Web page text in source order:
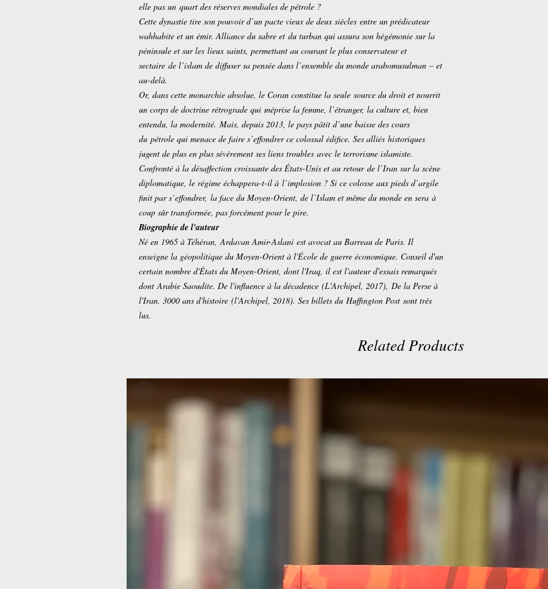
elle pas un quart des réserves mondiales de pétrole ?
Cette dynastie tire son pouvoir d’un pacte vieux de deux siècles entre un prédicateur
wahhabite et un émir. Alliance du sabre et du turban qui assura son hégémonie sur la
péninsule et sur les lieux saints, permettant au courant le plus conservateur et
sectaire de l’islam de diffuser sa pensée dans l’ensemble du monde arabomusulman – et
au-delà.
Or, dans cette monarchie absolue, le Coran constitue la seule source du droit et nourrit
un corps de doctrine rétrograde qui méprise la femme, l’étranger, la culture et, bien
entendu, la modernité. Mais, depuis 2013, le pays pâtit d’une baisse des cours
du pétrole qui menace de faire s’effondrer ce colossal édifice. Ses alliés historiques
jugent de plus en plus sévèrement ses liens troubles avec le terrorisme islamiste.
Confronté à la désaffection croissante des États-Unis et au retour de l’Iran sur la scène
diplomatique, le régime échappera-t-il à l’implosion ? Si ce colosse aux pieds d’argile
finit par s’effondrer, la face du Moyen-Orient, de l’Islam et même du monde en sera à
coup sûr transformée, pas forcément pour le pire.
Biographie de l'auteur
Né en 1965 à Téhéran, Ardavan Amir-Aslani est avocat au Barreau de Paris. Il
enseigne la géopolitique du Moyen-Orient à l'École de guerre économique. Conseil d'un
certain nombre d'États du Moyen-Orient, dont l'Iraq, il est l'auteur d'essais remarqués
dont Arabie Saoudite. De l'influence à la décadence (L'Archipel, 2017), De la Perse à
l'Iran. 3000 ans d'histoire (l'Archipel, 2018). Ses billets du Huffington Post sont très
lus.
Related Products